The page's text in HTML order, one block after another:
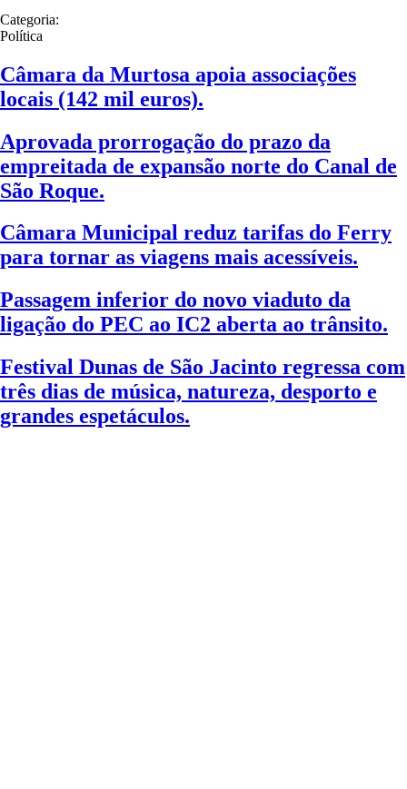
Categoria:
Política
Câmara da Murtosa apoia associações
locais (142 mil euros).
Aprovada prorrogação do prazo da
empreitada de expansão norte do Canal de
São Roque.
Câmara Municipal reduz tarifas do Ferry
para tornar as viagens mais acessíveis.
Passagem inferior do novo viaduto da
ligação do PEC ao IC2 aberta ao trânsito.
Festival Dunas de São Jacinto regressa com
três dias de música, natureza, desporto e
grandes espetáculos.